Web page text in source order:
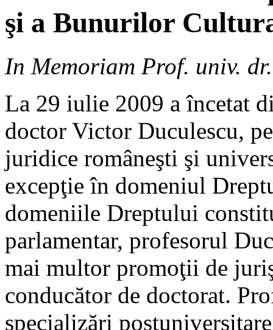
şi a Bunurilor
In Memoriam Prof. univ.
La 29 iulie 2009 a încetat
doctor Victor Duculescu,
juridice româneşti şi
excepţie în domeniul
domeniile Dreptului
parlamentar, profesorul
mai multor promoţii de
conducător de doctorat.
specializări